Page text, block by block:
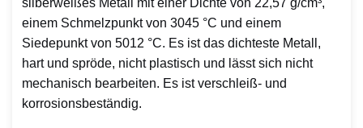
einem Schmelzpunkt von 3045 °C und einem
Siedepunkt von 5012 °C. Es ist das dichteste Metall,
hart und spröde, nicht plastisch und lässt sich nicht
mechanisch bearbeiten. Es ist verschleiß- und
korrosionsbeständig.